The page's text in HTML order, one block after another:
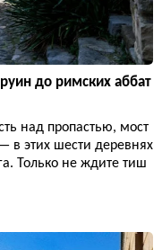
до римских аббат
над пропастью, мост
в этих шести деревнях
Только не ждите тиш